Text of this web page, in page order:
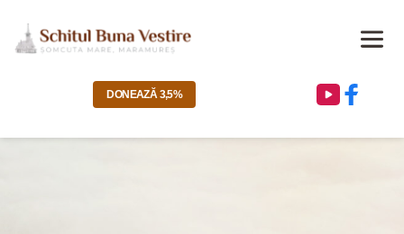
DONEAZĂ 3,5%